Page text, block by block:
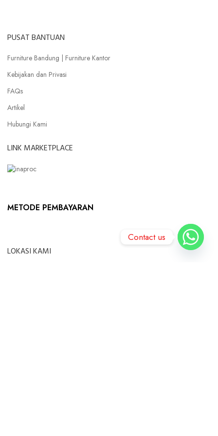
PUSAT BANTUAN
Furniture Bandung | Furniture Kantor
Kebijakan dan Privasi
FAQs
Artikel
Hubungi Kami
LINK MARKETPLACE
METODE PEMBAYARAN
LOKASI KAMI
Contact us